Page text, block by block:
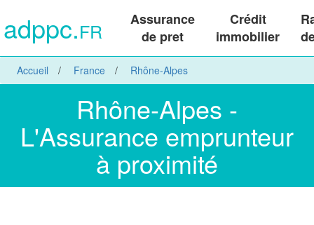
adppc.FR
Assurance
de pret
Crédit
immobilier
Accueil France Rhône-Alpes
Rhône-Alpes -
L'Assurance emprunteur
à proximité